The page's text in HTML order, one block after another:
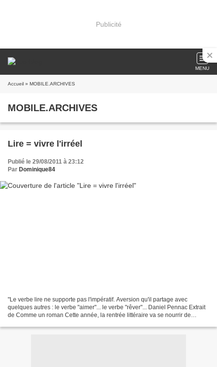
Publicité
MENU
Accueil » MOBILE.ARCHIVES
MOBILE.ARCHIVES
Lire = vivre l'irréel
Publié le 29/08/2011 à 23:12
Par Dominique84
"Le verbe lire ne supporte pas l'impératif. Aversion qu'il partage avec
quelques autres : le verbe "aimer"... le verbe "rêver"... Daniel Pennac Extrait
de Comme un roman Cette année, la rentrée littéraire va se nourrir de